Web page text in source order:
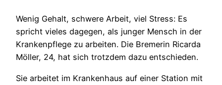
Wenig Gehalt, schwere Arbeit, viel Stress: Es
spricht vieles dagegen, als junger Mensch in der
Krankenpflege zu arbeiten. Die Bremerin Ricarda
Möller, 24, hat sich trotzdem dazu entschieden.
Sie arbeitet im Krankenhaus auf einer Station mit